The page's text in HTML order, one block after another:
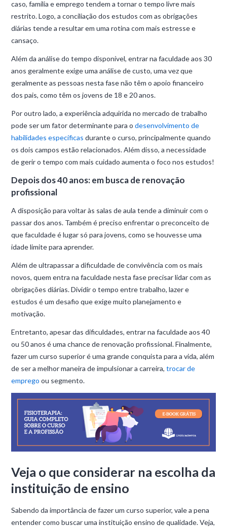
caso, família e emprego tendem a tornar o tempo livre mais
restrito. Logo, a conciliação dos estudos com as obrigações
diárias tende a resultar em uma rotina com mais estresse e
cansaço.
Além da análise do tempo disponível, entrar na faculdade aos 30
anos geralmente exige uma análise de custo, uma vez que
geralmente as pessoas nesta fase não têm o apoio financeiro
dos pais, como têm os jovens de 18 e 20 anos.
Por outro lado, a experiência adquirida no mercado de trabalho
pode ser um fator determinante para odesenvolvimento de
habilidades específicas durante o curso, principalmente quando
os dois campos estão relacionados. Além disso, a necessidade
de gerir o tempo com mais cuidado aumenta o foco nos estudos!
Depois dos 40 anos: em busca de renovação
profissional
A disposição para voltar às salas de aula tende a diminuir com o
passar dos anos. Também é preciso enfrentar o preconceito de
que faculdade é lugar só para jovens, como se houvesse uma
idade limite para aprender.
Além de ultrapassar a dificuldade de convivência com os mais
novos, quem entra na faculdade nesta fase precisar lidar com as
obrigações diárias. Dividir o tempo entre trabalho, lazer e
estudos é um desafio que exige muito planejamento e
motivação.
Entretanto, apesar das dificuldades, entrar na faculdade aos 40
ou 50 anos é uma chance de renovação profissional. Finalmente,
fazer um curso superior é uma grande conquista para a vida, além
de ser a melhor maneira de impulsionar a carreira,trocar de
emprego ou segmento.
Veja o que considerar na escolha da
instituição de ensino
Sabendo da importância de fazer um curso superior, vale a pena
entender como buscar uma instituição ensino de qualidade. Veja,